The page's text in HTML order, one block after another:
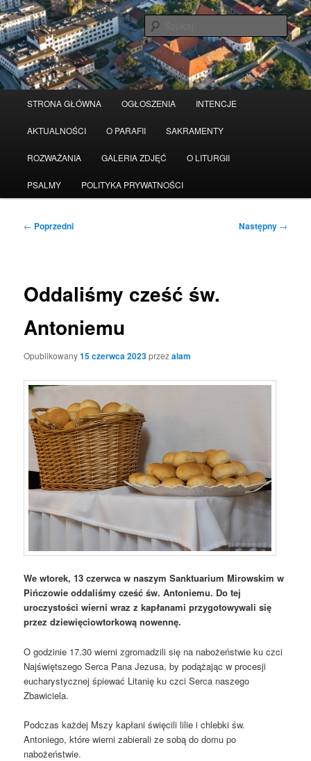
Przeskocz
do
tekstu
STRONA GŁÓWNA OGŁOSZENIA INTENCJE
AKTUALNOŚCI O PARAFII SAKRAMENTY
ROZWAŻANIA GALERIA ZDJĘĆ O LITURGII
PSALMY POLITYKA PRYWATNOŚCI
Nawigacja
← Poprzedni Następny →
Oddaliśmy cześć św.
Antoniemu
Opublikowany15 czerwca 2023przezalam
We wtorek, 13 czerwca w naszym Sanktuarium Mirowskim w
Pińczowie oddaliśmy cześć św. Antoniemu. Do tej
uroczystości wierni wraz z kapłanami przygotowywali się
przez dziewięciowtorkową nowennę.
O godzinie 17.30 wierni zgromadzili się na nabożeństwie ku czci
Najświętszego Serca Pana Jezusa, by podążając w procesji
eucharystycznej śpiewać Litanię ku czci Serca naszego
Zbawiciela.
Podczas każdej Mszy kapłani święcili lilie i chlebki św.
Antoniego, które wierni zabierali ze sobą do domu po
nabożeństwie.
Serwis wykorzystuje pliki Cookies Czytaj więcej odrzuć